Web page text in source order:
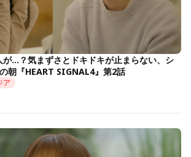
が…？気まずさとドキドキが止まらない、シ
朝『HEART SIGNAL4』第2話
ア